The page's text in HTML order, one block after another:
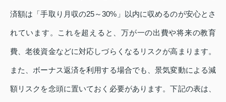
済額は「手取り月収の25～30%」以内に収めるのが安心とさ
れています。これを超えると、万が一の出費や将来の教育
費、老後資金などに対応しづらくなるリスクが高まります。
また、ボーナス返済を利用する場合でも、景気変動による減
額リスクを念頭に置いておく必要があります。下記の表は、